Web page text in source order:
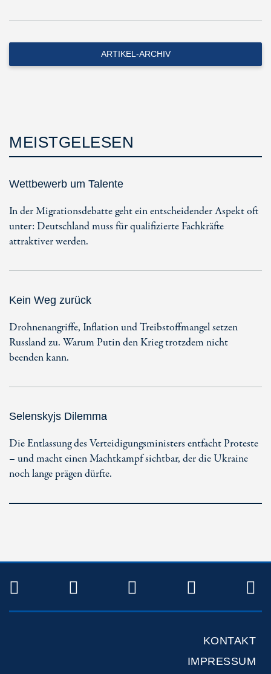
ARTIKEL-ARCHIV
MEISTGELESEN
Wettbewerb um Talente
In der Migrationsdebatte geht ein entscheidender Aspekt oft
unter: Deutschland muss für qualifizierte Fachkräfte
attraktiver werden.
Kein Weg zurück
Drohnenangriffe, Inflation und Treibstoffmangel setzen
Russland zu. Warum Putin den Krieg trotzdem nicht
beenden kann.
Selenskyjs Dilemma
Die Entlassung des Verteidigungsministers entfacht Proteste
– und macht einen Machtkampf sichtbar, der die Ukraine
noch lange prägen dürfte.
TWITTERFACEBOOKINSTAGRAM
KONTAKT
IMPRESSUM